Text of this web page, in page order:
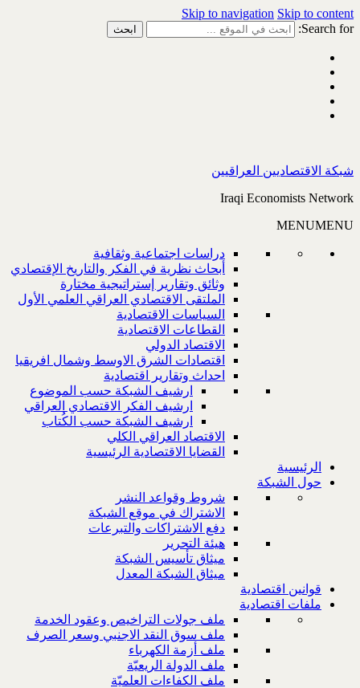
Skip to navigation Skip to content
Search for:
شبكة الاقتصاديين العراقيين
Iraqi Economists Network
MENUMENU
دراسات اجتماعية وثقافية
أبحاث نظرية في الفكر والتاريخ الإقتصادي
وثائق وتقارير إستراتيجية مختارة
الملتقى الاقتصادي العراقي العلمي الأول
السياسات الاقتصادية
القطاعات الاقتصادية
الاقتصاد الدولي
اقتصادات الشرق الاوسط وشمال افريقيا
احداث وتقارير اقتصادية
ارشيف الشبكة حسب الموضوع
ارشيف الفكر الاقتصادي العراقي
ارشيف الشبكة حسب الكُتاب
الاقتصاد العراقي الكلي
القضايا الاقتصادية الرئيسية
الرئيسية
حول الشبكة
شروط وقواعد النشر
الاشتراك في موقع الشبكة
دفع الاشتراكات والتبرعات
هيئة التحرير
ميثاق تأسيس الشبكة
ميثاق الشبكة المعدل
قوانين اقتصادية
ملفات اقتصادية
ملف جولات التراخيص وعقود الخدمة
ملف سوق النقد الاجنبي وسعر الصرف
ملف أزمة الكهرباء
ملف الدولة الريعيّة
ملف الكفاءات العلميّة